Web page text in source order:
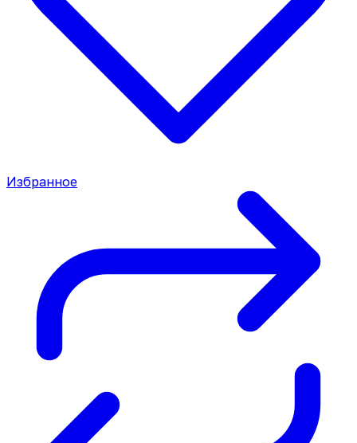
Избранное